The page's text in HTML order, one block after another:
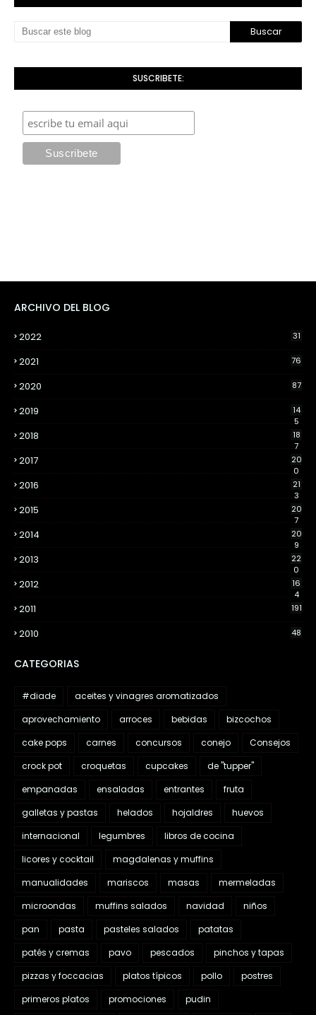
SUSCRIBETE:
ARCHIVO DEL BLOG
2022 31
2021 76
2020 87
2019
14
5
2018
18
7
2017
20
0
2016
21
3
2015
20
7
2014
20
9
2013
22
0
2012
16
4
2011 191
2010 48
CATEGORIAS
#diade
aceites y vinagres aromatizados
aprovechamiento
arroces bebidas
bizcochos
cake pops
carnes concursos conejo
Consejos
crock pot
croquetas cupcakes
de "tupper"
empanadas
ensaladas entrantes
fruta
galletas y pastas
helados hojaldres
huevos
internacional
legumbres
libros de cocina
licores y cocktail
magdalenas y muffins
manualidades
mariscos masas
mermeladas
microondas
muffins salados navidad
niños
pan
pasta pasteles salados
patatas
patés y cremas
pavo pescados
pinchos y tapas
pizzas y foccacias
platos típicos pollo
postres
primeros platos
promociones pudin